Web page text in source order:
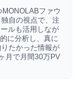
ファウ
自の視点で、注
ルも活用しなが
に分析し、真に
たかった情報が
月で月間30万PV